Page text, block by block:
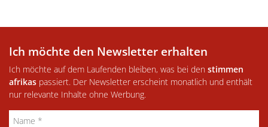
Ich möchte den Newsletter erhalten
Ich möchte auf dem Laufenden bleiben, was bei den stimmen
afrikas passiert. Der Newsletter erscheint monatlich und enthält
nur relevante Inhalte ohne Werbung.